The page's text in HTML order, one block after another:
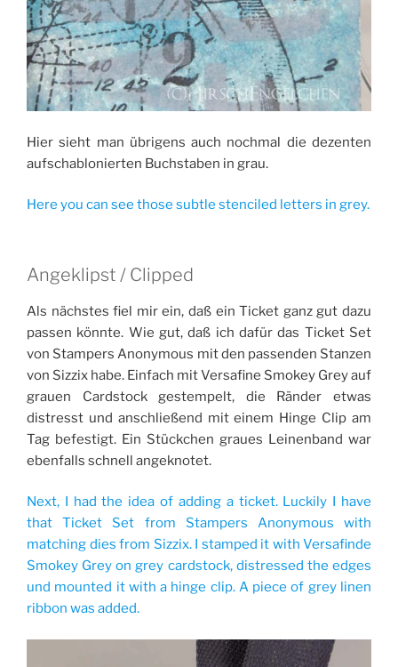
Hier sieht man übrigens auch nochmal die dezenten
aufschablonierten Buchstaben in grau.
Here you can see those subtle stenciled letters in grey.
Angeklipst / Clipped
Als nächstes fiel mir ein, daß ein Ticket ganz gut dazu
passen könnte. Wie gut, daß ich dafür das Ticket Set
von Stampers Anonymous mit den passenden Stanzen
von Sizzix habe. Einfach mit Versafine Smokey Grey auf
grauen Cardstock gestempelt, die Ränder etwas
distresst und anschließend mit einem Hinge Clip am
Tag befestigt. Ein Stückchen graues Leinenband war
ebenfalls schnell angeknotet.
Next, I had the idea of adding a ticket. Luckily I have
that Ticket Set from Stampers Anonymous with
matching dies from Sizzix. I stamped it with Versafinde
Smokey Grey on grey cardstock, distressed the edges
und mounted it with a hinge clip. A piece of grey linen
ribbon was added.